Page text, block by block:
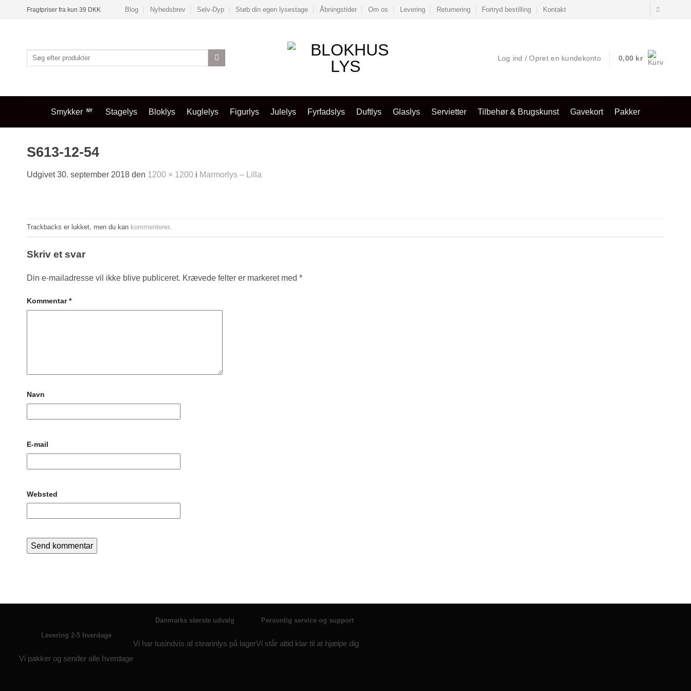
Fragtpriser fra kun 39 DKK Blog Nyhedsbrev Selv-Dyp Støb din egen lysestage Åbningstider Om os Levering Returnering Fortryd bestilling Kontakt
Søg
efter:
Log ind / Opret en kundekonto 0,00 kr
Smykker Stagelys Bloklys Kuglelys Figurlys Julelys Fyrfadslys Duftlys Glaslys Servietter Tilbehør & Brugskunst Gavekort Pakker
S613-12-54
Udgivet30. september 2018 den 1200 × 1200 i Marmorlys – Lilla
Trackbacks er lukket, men du kan kommenterer.
Skriv et svar
Din e-mailadresse vil ikke blive publiceret. Krævede felter er markeret med *
Kommentar*
Navn
E-mail
Websted
Levering 2-5 hverdage
Vi pakker og sender alle hverdage
Danmarks største udvalg
Vi har tusindvis af stearinlys på lager
Personlig service og support
Vi står altid klar til at hjælpe dig